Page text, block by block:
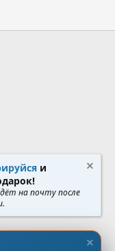
и
на почту после